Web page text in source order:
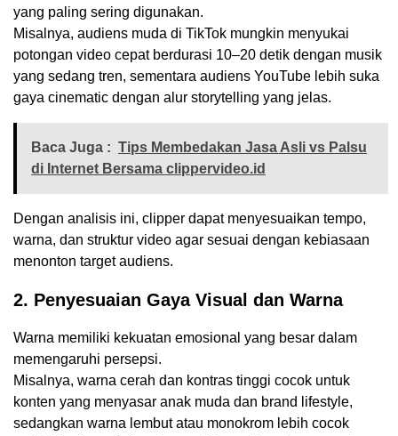
yang paling sering digunakan.
Misalnya, audiens muda di TikTok mungkin menyukai
potongan video cepat berdurasi 10–20 detik dengan musik
yang sedang tren, sementara audiens YouTube lebih suka
gaya cinematic dengan alur storytelling yang jelas.
Baca Juga : Tips Membedakan Jasa Asli vs Palsu
di Internet Bersama clippervideo.id
Dengan analisis ini, clipper dapat menyesuaikan tempo,
warna, dan struktur video agar sesuai dengan kebiasaan
menonton target audiens.
2. Penyesuaian Gaya Visual dan Warna
Warna memiliki kekuatan emosional yang besar dalam
memengaruhi persepsi.
Misalnya, warna cerah dan kontras tinggi cocok untuk
konten yang menyasar anak muda dan brand lifestyle,
sedangkan warna lembut atau monokrom lebih cocok